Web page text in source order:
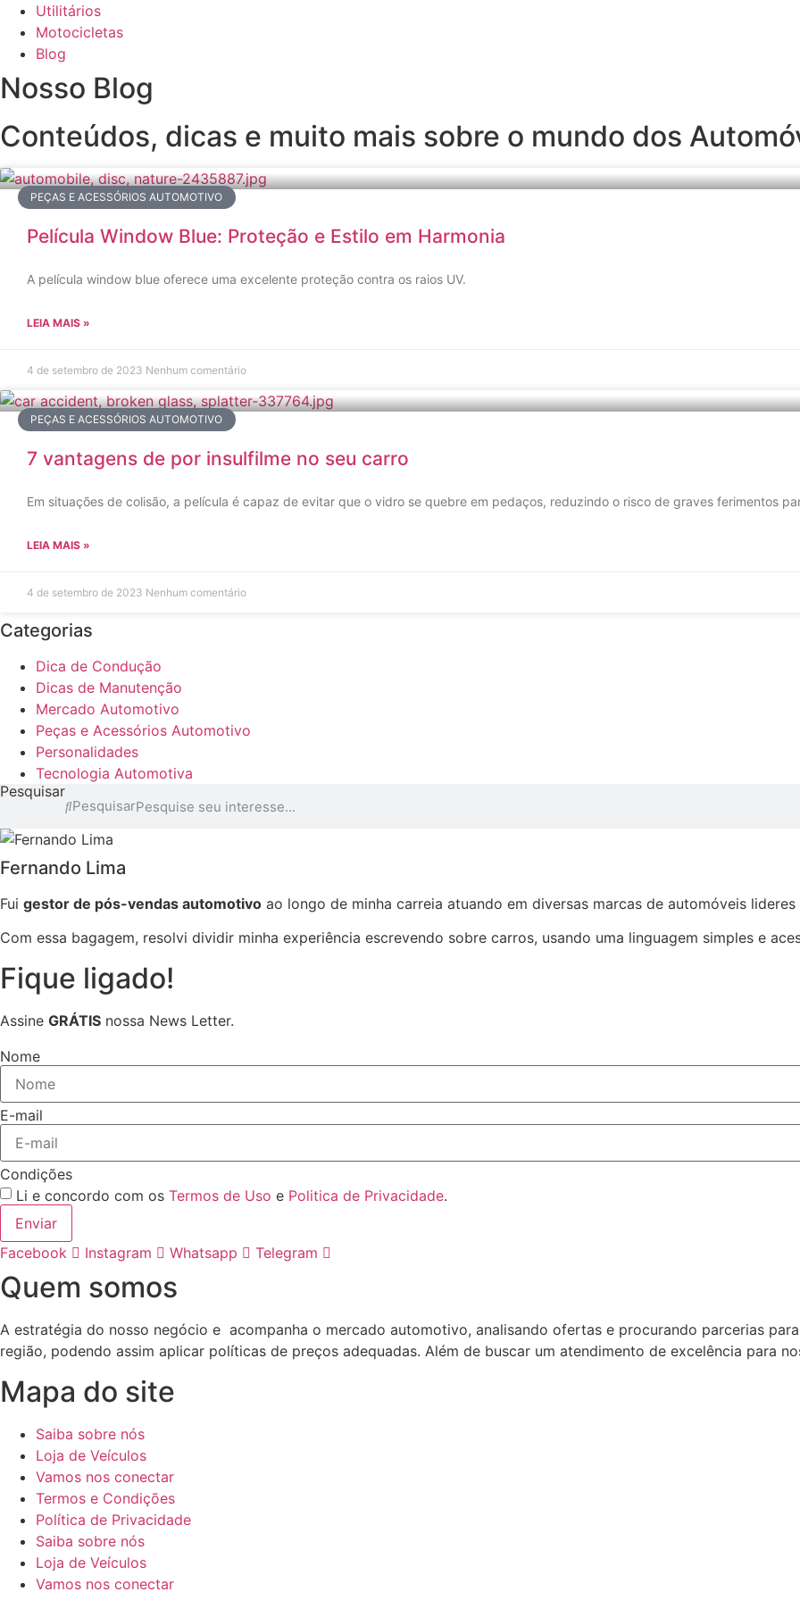
Utilitários
Motocicletas
Blog
Nosso Blog
Conteúdos, dicas e muito mais sobre o mundo dos
PEÇAS E ACESSÓRIOS AUTOMOTIVO
Película Window Blue: Proteção e Estilo em Harmonia
A película window blue oferece uma excelente proteção contra os raios UV.
LEIA MAIS »
4 de setembro de 2023 Nenhum comentário
PEÇAS E ACESSÓRIOS AUTOMOTIVO
7 vantagens de por insulfilme no seu carro
Em situações de colisão, a película é capaz de evitar que o vidro se quebre em pedaços, reduzindo o risco de graves ferimentos
LEIA MAIS »
4 de setembro de 2023 Nenhum comentário
Categorias
Dica de Condução
Dicas de Manutenção
Mercado Automotivo
Peças e Acessórios Automotivo
Personalidades
Tecnologia Automotiva
Pesquisar
Pesquisar
Fernando Lima
Fui gestor de pós-vendas automotivo ao longo de minha carreia atuando em diversas marcas de automóveis
Com essa bagagem, resolvi dividir minha experiência escrevendo sobre carros, usando uma linguagem simples e
Fique ligado!
Assine GRÁTIS nossa News Letter.
Nome
E-mail
Condições
Li e concordo com os Termos de Uso e Politica de Privacidade.
Enviar
Facebook
Instagram Whatsapp Telegram
Quem somos
A estratégia do nosso negócio e acompanha o mercado automotivo, analisando ofertas e procurando parcerias
região, podendo assim aplicar políticas de preços adequadas. Além de buscar um atendimento de excelência para
Mapa do site
Saiba sobre nós
Loja de Veículos
Vamos nos conectar
Termos e Condições
Política de Privacidade
Saiba sobre nós
Loja de Veículos
Vamos nos conectar